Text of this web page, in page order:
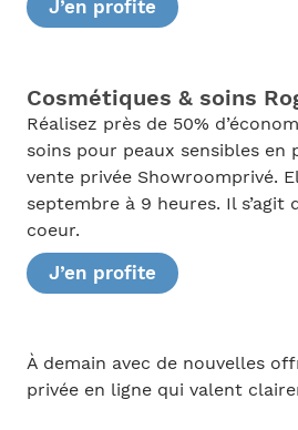
J’en profite
Cosmétiques & soins
Réalisez près de 50%
soins pour peaux sensibles
vente privée Showroomprivé.
septembre à 9 heures. Il s’agit
coeur.
J’en profite
À demain avec de nouvelles
privée en ligne qui valent